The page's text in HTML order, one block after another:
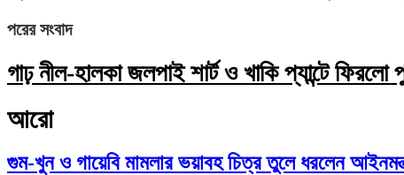
পরের সংবাদ
গাঢ় নীল-হালকা জলপাই শার্ট ও খাকি প্যান্টে ফিরলো
আরো
গুম-খুন ও গায়েবি মামলার ভয়াবহ চিত্র তুলে ধরলেন